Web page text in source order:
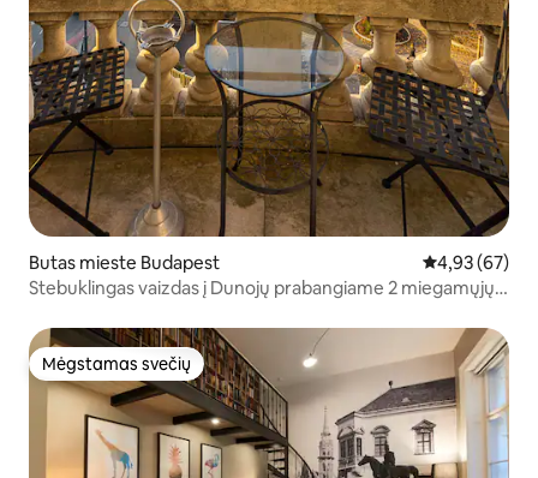
Butas mieste Budapest Vidutinis
4,93 (67)
Stebuklingas vaizdas į Dunojų prabangiame 2 miegamųjų
Mėgstamas svečių
Mėgstamas svečių